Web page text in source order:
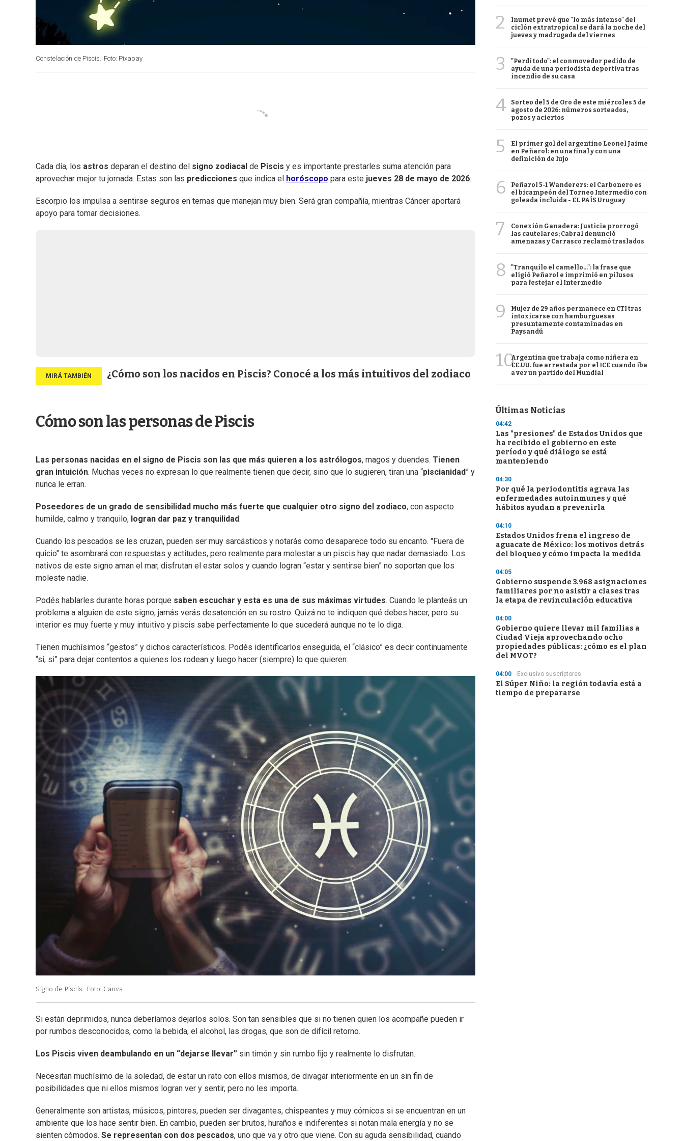
Constelación de Piscis. Foto: Pixabay
Cada día, los astros deparan el destino del signo zodiacal de Piscis y es importante prestarles suma atención para
aprovechar mejor tu jornada. Estas son las predicciones que indica el horóscopo para este jueves 28 de mayo de 2026:
Escorpio los impulsa a sentirse seguros en temas que manejan muy bien. Será gran compañía, mientras Cáncer aportará
apoyo para tomar decisiones.
¿Cómo son los nacidos en Piscis? Conocé a los más intuitivos del zodiaco
Cómo son las personas de Piscis
Las personas nacidas en el signo de Piscis son las que más quieren a los astrólogos, magos y duendes. Tienen
gran intuición. Muchas veces no expresan lo que realmente tienen que decir, sino que lo sugieren, tiran una “piscianidad” y
nunca le erran.
Poseedores de un grado de sensibilidad mucho más fuerte que cualquier otro signo del zodiaco, con aspecto
humilde, calmo y tranquilo, logran dar paz y tranquilidad.
Cuando los pescados se les cruzan, pueden ser muy sarcásticos y notarás como desaparece todo su encanto. "Fuera de
quicio" te asombrará con respuestas y actitudes, pero realmente para molestar a un piscis hay que nadar demasiado. Los
nativos de este signo aman el mar, disfrutan el estar solos y cuando logran “estar y sentirse bien” no soportan que los
moleste nadie.
Podés hablarles durante horas porque saben escuchar y esta es una de sus máximas virtudes. Cuando le planteás un
problema a alguien de este signo, jamás verás desatención en su rostro. Quizá no te indiquen qué debes hacer, pero su
interior es muy fuerte y muy intuitivo y piscis sabe perfectamente lo que sucederá aunque no te lo diga.
Tienen muchísimos “gestos” y dichos característicos. Podés identificarlos enseguida, el “clásico” es decir continuamente
“si, si” para dejar contentos a quienes los rodean y luego hacer (siempre) lo que quieren.
Signo de Piscis. Foto: Canva.
Si están deprimidos, nunca deberíamos dejarlos solos. Son tan sensibles que si no tienen quien los acompañe pueden ir
por rumbos desconocidos, como la bebida, el alcohol, las drogas, que son de difícil retorno.
Los Piscis viven deambulando en un “dejarse llevar” sin timón y sin rumbo fijo y realmente lo disfrutan.
Necesitan muchísimo de la soledad, de estar un rato con ellos mismos, de divagar interiormente en un sin fin de
posibilidades que ni ellos mismos logran ver y sentir, pero no les importa.
Generalmente son artistas, músicos, pintores, pueden ser divagantes, chispeantes y muy cómicos si se encuentran en un
ambiente que los hace sentir bien. En cambio, pueden ser brutos, huraños e indiferentes si notan mala energía y no se
sienten cómodos. Se representan con dos pescados, uno que va y otro que viene. Con su aguda sensibilidad, cuando
2
Inumet prevé que "lo más intenso" del
ciclón extratropical se dará la noche del
jueves y madrugada del viernes
3
"Perdí todo": el conmovedor pedido de
ayuda de una periodista deportiva tras
incendio de su casa
4
Sorteo del 5 de Oro de este miércoles 5 de
agosto de 2026: números sorteados,
pozos y aciertos
5
El primer gol del argentino Leonel Jaime
en Peñarol: en una final y con una
definición de lujo
6
Peñarol 5-1 Wanderers: el Carbonero es
el bicampeón del Torneo Intermedio con
goleada incluida - EL PAÍS Uruguay
7
Conexión Ganadera: Justicia prorrogó
las cautelares; Cabral denunció
amenazas y Carrasco reclamó traslados
8
"Tranquilo el camello...": la frase que
eligió Peñarol e imprimió en pilusos
para festejar el Intermedio
9
Mujer de 29 años permanece en CTI tras
intoxicarse con hamburguesas
presuntamente contaminadas en
Paysandú
10Argentina que trabaja como niñera en
EE.UU. fue arrestada por el ICE cuando iba
a ver un partido del Mundial
Últimas Noticias
04:42
Las "presiones" de Estados Unidos que
ha recibido el gobierno en este
período y qué diálogo se está
manteniendo
04:30
Por qué la periodontitis agrava las
enfermedades autoinmunes y qué
hábitos ayudan a prevenirla
04:10
Estados Unidos frena el ingreso de
aguacate de México: los motivos detrás
del bloqueo y cómo impacta la medida
04:05
Gobierno suspende 3.968 asignaciones
familiares por no asistir a clases tras
la etapa de revinculación educativa
04:00
Gobierno quiere llevar mil familias a
Ciudad Vieja aprovechando ocho
propiedades públicas: ¿cómo es el plan
del MVOT?
04:00 Exclusivo suscriptores
El Súper Niño: la región todavía está a
tiempo de prepararse